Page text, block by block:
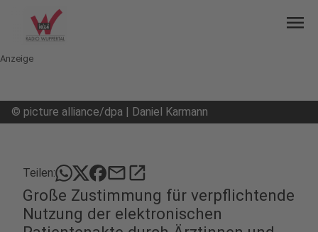
menu
Anzeige
© picture alliance/dpa | Daniel Karmann
Teilen: mailopen_in_new
Große Zustimmung für verpflichtende
Nutzung der elektronischen